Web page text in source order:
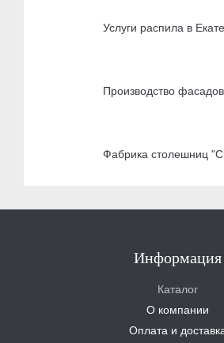
Услуги распила в
Производство фасадов
Фабрика столешниц
Информация
Каталог
О компании
Оплата и